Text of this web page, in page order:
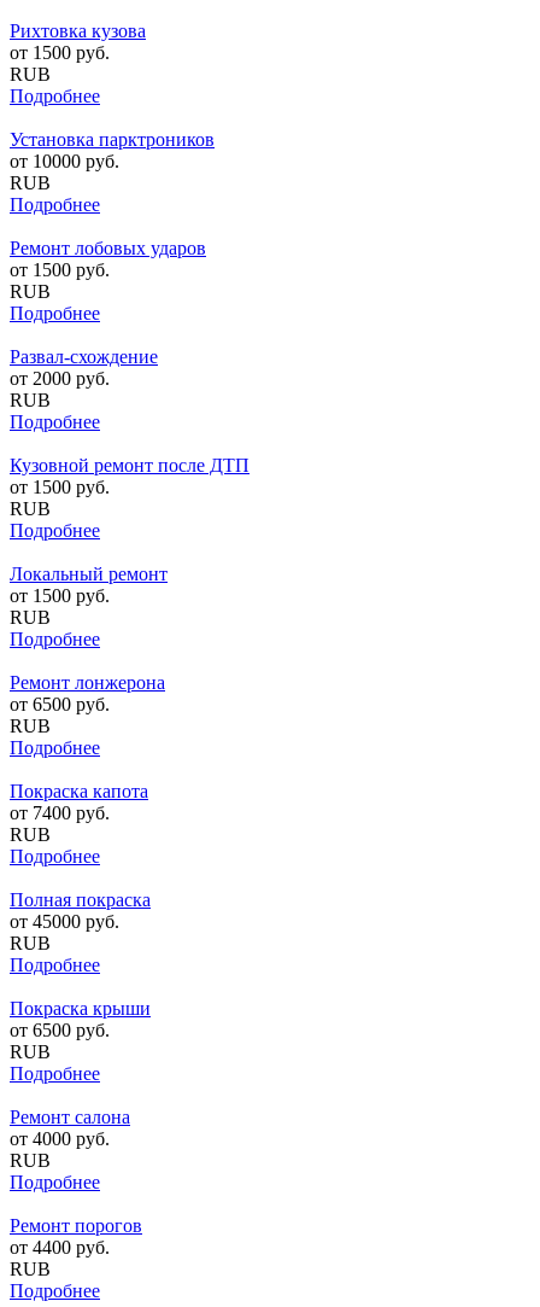
Рихтовка кузова
от 1500 руб.
RUB
Подробнее
Установка парктроников
от 10000 руб.
RUB
Подробнее
Ремонт лобовых ударов
от 1500 руб.
RUB
Подробнее
Развал-схождение
от 2000 руб.
RUB
Подробнее
Кузовной ремонт после ДТП
от 1500 руб.
RUB
Подробнее
Локальный ремонт
от 1500 руб.
RUB
Подробнее
Ремонт лонжерона
от 6500 руб.
RUB
Подробнее
Покраска капота
от 7400 руб.
RUB
Подробнее
Полная покраска
от 45000 руб.
RUB
Подробнее
Покраска крыши
от 6500 руб.
RUB
Подробнее
Ремонт салона
от 4000 руб.
RUB
Подробнее
Ремонт порогов
от 4400 руб.
RUB
Подробнее